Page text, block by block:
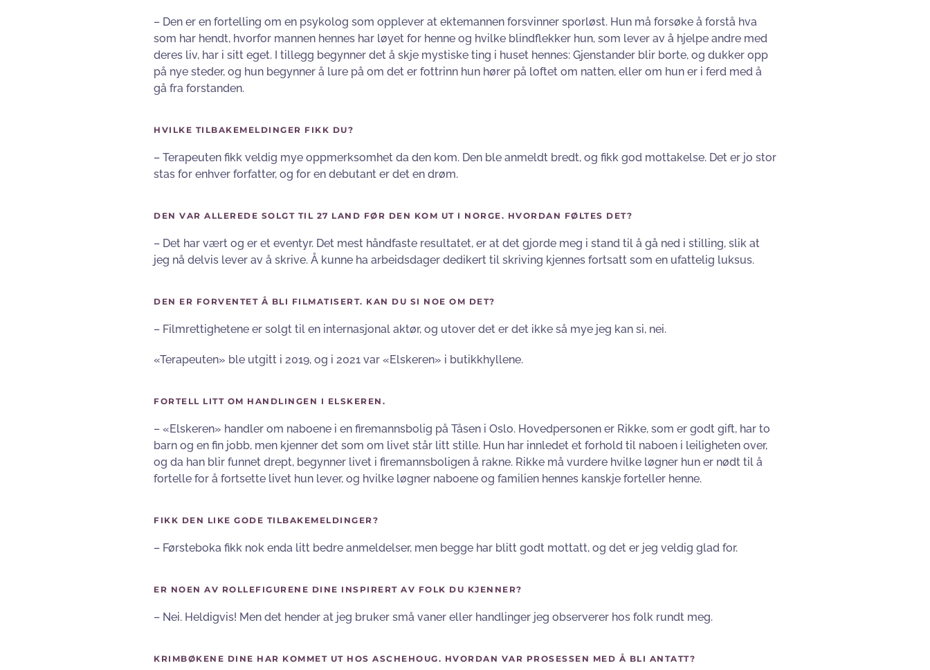
– Den er en fortelling om en psykolog som opplever at ektemannen forsvinner sporløst. Hun må forsøke å forstå hva
som har hendt, hvorfor mannen hennes har løyet for henne og hvilke blindflekker hun, som lever av å hjelpe andre med
deres liv, har i sitt eget. I tillegg begynner det å skje mystiske ting i huset hennes: Gjenstander blir borte, og dukker opp
på nye steder, og hun begynner å lure på om det er fottrinn hun hører på loftet om natten, eller om hun er i ferd med å
gå fra forstanden.
HVILKE TILBAKEMELDINGER FIKK DU?
– Terapeuten fikk veldig mye oppmerksomhet da den kom. Den ble anmeldt bredt, og fikk god mottakelse. Det er jo stor
stas for enhver forfatter, og for en debutant er det en drøm.
DEN VAR ALLEREDE SOLGT TIL 27 LAND FØR DEN KOM UT I NORGE. HVORDAN FØLTES DET?
– Det har vært og er et eventyr. Det mest håndfaste resultatet, er at det gjorde meg i stand til å gå ned i stilling, slik at
jeg nå delvis lever av å skrive. Å kunne ha arbeidsdager dedikert til skriving kjennes fortsatt som en ufattelig luksus.
DEN ER FORVENTET Å BLI FILMATISERT. KAN DU SI NOE OM DET?
– Filmrettighetene er solgt til en internasjonal aktør, og utover det er det ikke så mye jeg kan si, nei.
«Terapeuten» ble utgitt i 2019, og i 2021 var «Elskeren» i butikkhyllene.
FORTELL LITT OM HANDLINGEN I ELSKEREN.
– «Elskeren» handler om naboene i en firemannsbolig på Tåsen i Oslo. Hovedpersonen er Rikke, som er godt gift, har to
barn og en fin jobb, men kjenner det som om livet står litt stille. Hun har innledet et forhold til naboen i leiligheten over,
og da han blir funnet drept, begynner livet i firemannsboligen å rakne. Rikke må vurdere hvilke løgner hun er nødt til å
fortelle for å fortsette livet hun lever, og hvilke løgner naboene og familien hennes kanskje forteller henne.
FIKK DEN LIKE GODE TILBAKEMELDINGER?
– Førsteboka fikk nok enda litt bedre anmeldelser, men begge har blitt godt mottatt, og det er jeg veldig glad for.
ER NOEN AV ROLLEFIGURENE DINE INSPIRERT AV FOLK DU KJENNER?
– Nei. Heldigvis! Men det hender at jeg bruker små vaner eller handlinger jeg observerer hos folk rundt meg.
KRIMBØKENE DINE HAR KOMMET UT HOS ASCHEHOUG. HVORDAN VAR PROSESSEN MED Å BLI ANTATT?